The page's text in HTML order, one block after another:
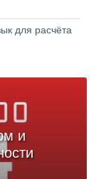
для расчёта
и